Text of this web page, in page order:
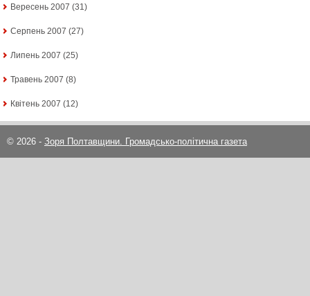
Вересень 2007 (31)
Серпень 2007 (27)
Липень 2007 (25)
Травень 2007 (8)
Квітень 2007 (12)
© 2026 - Зоря Полтавщини. Громадсько-політична газета